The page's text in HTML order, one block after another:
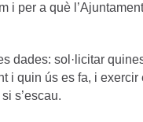
i per a què
dades: sol·licitar
i quin ús es fa, i exercir
s’escau.